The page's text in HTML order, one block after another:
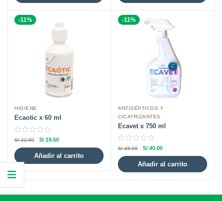
-11%
HIGIENE
Ecaotic x 60 ml
S/22.00 S/ 19.50
Añadir al carrito
-11%
ANTISÉPTICOS Y
CICATRIZANTES
Ecavet x 750 ml
S/45.00 S/ 40.00
Añadir al carrito